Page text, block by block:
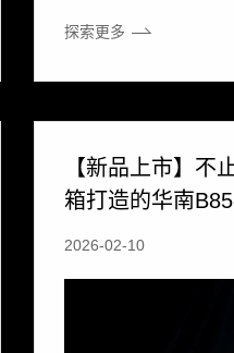
探索更多
【新品上市】不
箱打造的华南
2026-02-10